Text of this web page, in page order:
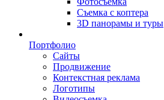
Съемка с коптера
3D панорамы и туры
Портфолио
Сайты
Продвижение
Контекстная реклама
Логотипы